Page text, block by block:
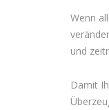
Wenn
und
Damit